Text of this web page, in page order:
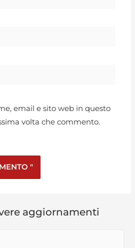
email e sito web in questo
volta che commento.
aggiornamenti